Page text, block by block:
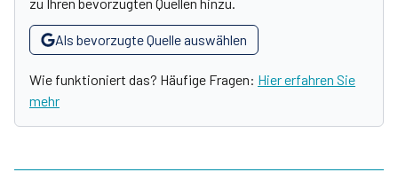
Als bevorzugte Quelle auswählen
Wie funktioniert das? Häufige Fragen: Hier erfahren Sie
mehr